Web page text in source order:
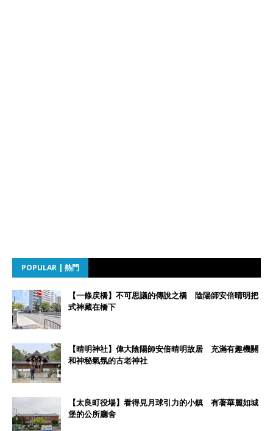
POPULAR | 熱門
【一條戻橋】不可思議的傳說之橋 陰陽師安倍晴明把
式神藏在橋下
【晴明神社】偉大陰陽師安倍晴明故居 充滿有趣機關
和神秘氣氛的古老神社
【太良町役場】看得見月球引力的小鎮 有著華麗如城
堡的公所廳舍